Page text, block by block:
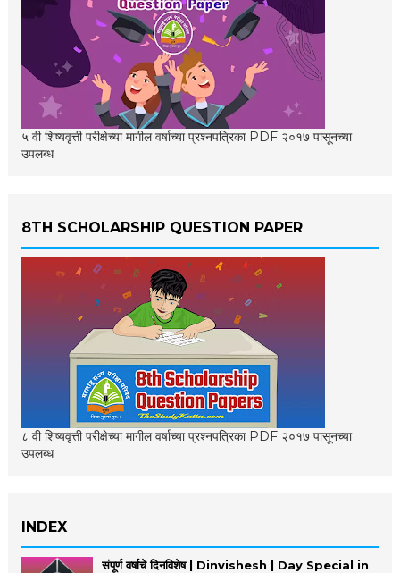
५ वी शिष्यवृत्ती परीक्षेच्या मागील वर्षाच्या प्रश्नपत्रिका PDF २०१७ पासूनच्या
उपलब्ध
8TH SCHOLARSHIP QUESTION PAPER
८ वी शिष्यवृत्ती परीक्षेच्या मागील वर्षाच्या प्रश्नपत्रिका PDF २०१७ पासूनच्या
उपलब्ध
INDEX
संपूर्ण वर्षाचे दिनविशेष | Dinvishesh | Day Special in